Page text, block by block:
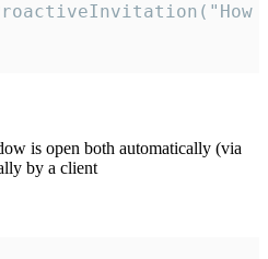
is open both automatically (via
by a client